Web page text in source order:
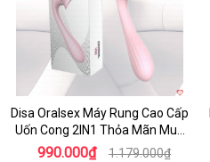
Disa Oralsex Máy Rung Cao Cấp
Uốn Cong 2IN1 Thỏa Mãn Mua
Ngay
990.000₫ 1.179.000₫